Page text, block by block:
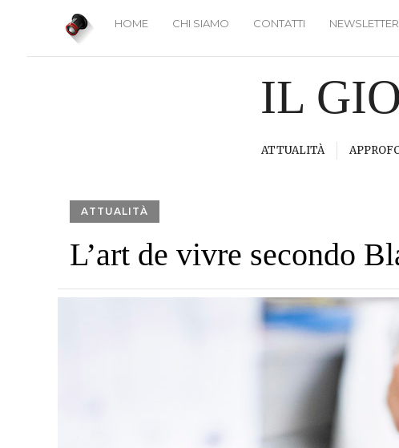
HOME CHI SIAMO CONTATTI NEWSLETTER
IL
ATTUALITÀ
ATTUALITÀ
L’art de vivre secondo